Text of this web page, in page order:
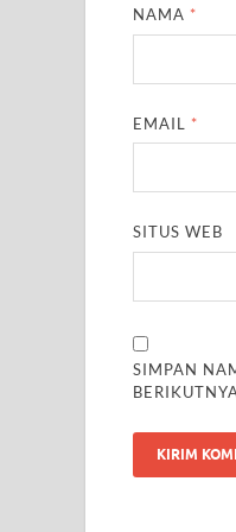
NAMA *
EMAIL *
SITUS WEB
SIMPAN